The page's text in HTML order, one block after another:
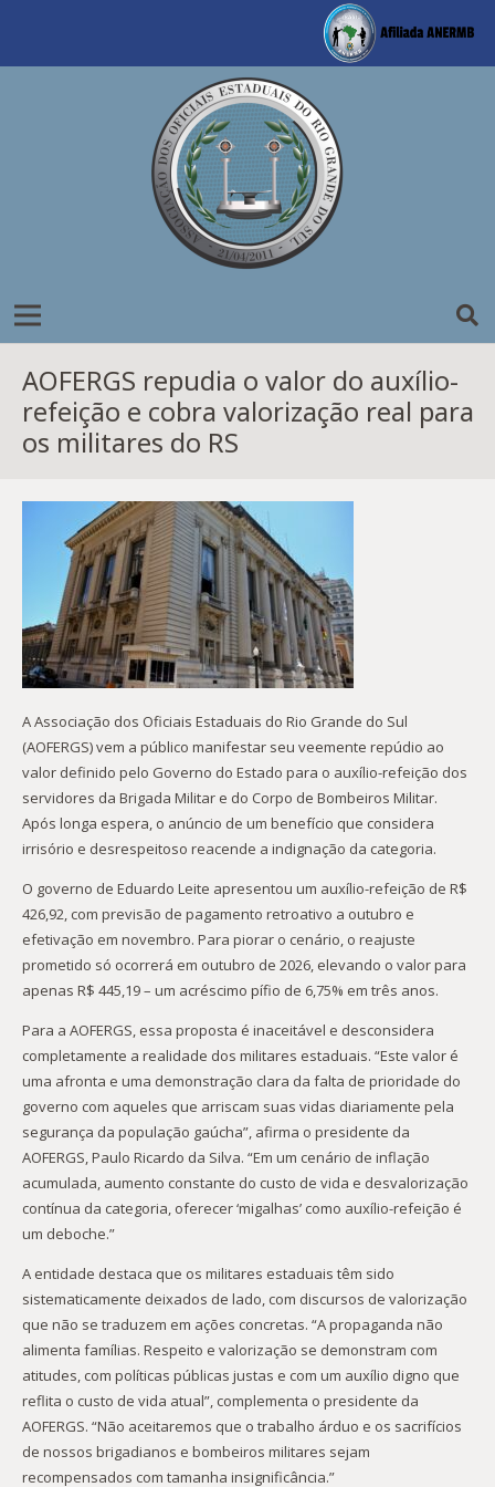
AOFERGS repudia o valor do auxílio-
refeição e cobra valorização real para
os militares do RS
A Associação dos Oficiais Estaduais do Rio Grande do Sul
(AOFERGS) vem a público manifestar seu veemente repúdio ao
valor definido pelo Governo do Estado para o auxílio-refeição dos
servidores da Brigada Militar e do Corpo de Bombeiros Militar.
Após longa espera, o anúncio de um benefício que considera
irrisório e desrespeitoso reacende a indignação da categoria.
O governo de Eduardo Leite apresentou um auxílio-refeição de R$
426,92, com previsão de pagamento retroativo a outubro e
efetivação em novembro. Para piorar o cenário, o reajuste
prometido só ocorrerá em outubro de 2026, elevando o valor para
apenas R$ 445,19 – um acréscimo pífio de 6,75% em três anos.
Para a AOFERGS, essa proposta é inaceitável e desconsidera
completamente a realidade dos militares estaduais. “Este valor é
uma afronta e uma demonstração clara da falta de prioridade do
governo com aqueles que arriscam suas vidas diariamente pela
segurança da população gaúcha”, afirma o presidente da
AOFERGS, Paulo Ricardo da Silva. “Em um cenário de inflação
acumulada, aumento constante do custo de vida e desvalorização
contínua da categoria, oferecer ‘migalhas’ como auxílio-refeição é
um deboche.”
A entidade destaca que os militares estaduais têm sido
sistematicamente deixados de lado, com discursos de valorização
que não se traduzem em ações concretas. “A propaganda não
alimenta famílias. Respeito e valorização se demonstram com
atitudes, com políticas públicas justas e com um auxílio digno que
reflita o custo de vida atual”, complementa o presidente da
AOFERGS. “Não aceitaremos que o trabalho árduo e os sacrifícios
de nossos brigadianos e bombeiros militares sejam
recompensados com tamanha insignificância.”